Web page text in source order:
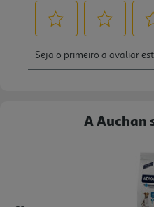
A Auchan